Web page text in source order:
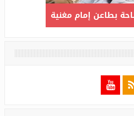
الإطاحة بطاعن إمام مغنية